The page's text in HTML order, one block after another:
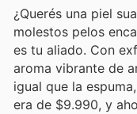
¿Querés una piel
molestos pelos
es tu aliado. Con
aroma vibrante de
igual que la
era de $9.990, y